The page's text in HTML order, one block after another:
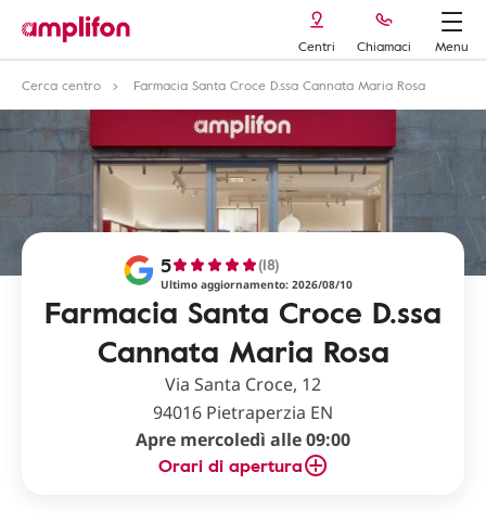
Centri Chiamaci
Menu
Cerca centro
Farmacia Santa Croce D.ssa Cannata Maria Rosa
Farmacia Santa Croce D.ssa
Cannata Maria Rosa
5 (18)
Ultimo aggiornamento: 2026/08/10
Via Santa Croce, 12
94016 Pietraperzia EN
Apre mercoledì alle 09:00
Orari di apertura